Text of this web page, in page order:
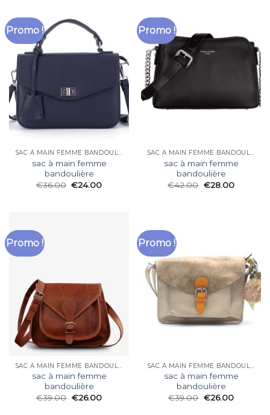
Promo !
SAC À MAIN FEMME BANDOULIÈRE
sac à main femme
bandoulière
€36.00 €24.00
Promo !
SAC À MAIN FEMME BANDOULIÈRE
sac à main femme
bandoulière
€42.00 €28.00
Promo !
SAC À MAIN FEMME BANDOULIÈRE
sac à main femme
bandoulière
€39.00 €26.00
Promo !
SAC À MAIN FEMME BANDOULIÈRE
sac à main femme
bandoulière
€39.00 €26.00